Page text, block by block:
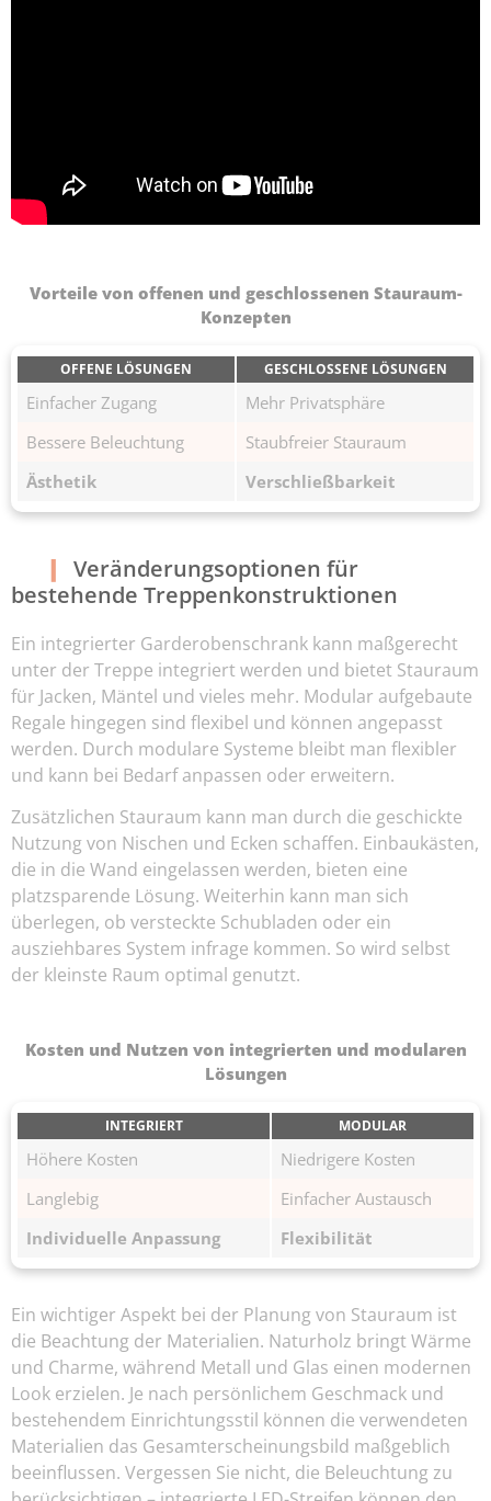
Vorteile von offenen und geschlossenen Stauraum-
Konzepten
OFFENE LÖSUNGEN GESCHLOSSENE LÖSUNGEN
Einfacher Zugang
Mehr Privatsphäre
Bessere Beleuchtung
Staubfreier Stauraum
Ästhetik
Verschließbarkeit
Veränderungsoptionen für
bestehende Treppenkonstruktionen
Ein integrierter Garderobenschrank kann maßgerecht
unter der Treppe integriert werden und bietet Stauraum
für Jacken, Mäntel und vieles mehr. Modular aufgebaute
Regale hingegen sind flexibel und können angepasst
werden. Durch modulare Systeme bleibt man flexibler
und kann bei Bedarf anpassen oder erweitern.
Zusätzlichen Stauraum kann man durch die geschickte
Nutzung von Nischen und Ecken schaffen. Einbaukästen,
die in die Wand eingelassen werden, bieten eine
platzsparende Lösung. Weiterhin kann man sich
überlegen, ob versteckte Schubladen oder ein
ausziehbares System infrage kommen. So wird selbst
der kleinste Raum optimal genutzt.
Kosten und Nutzen von integrierten und modularen
Lösungen
INTEGRIERT MODULAR
Höhere Kosten
Niedrigere Kosten
Langlebig
Einfacher Austausch
Individuelle Anpassung
Flexibilität
Ein wichtiger Aspekt bei der Planung von Stauraum ist
die Beachtung der Materialien. Naturholz bringt Wärme
und Charme, während Metall und Glas einen modernen
Look erzielen. Je nach persönlichem Geschmack und
bestehendem Einrichtungsstil können die verwendeten
Materialien das Gesamterscheinungsbild maßgeblich
beeinflussen. Vergessen Sie nicht, die Beleuchtung zu